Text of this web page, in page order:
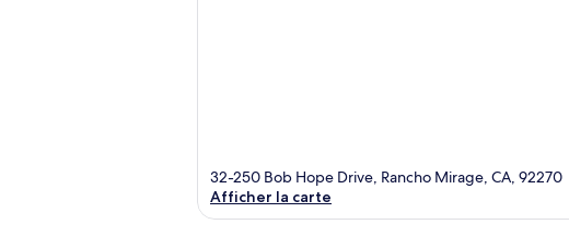
32-250 Bob Hope Drive, Rancho Mirage, CA, 92270
Afficher la carte